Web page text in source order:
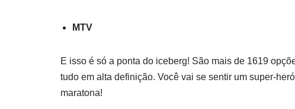
MTV
E isso é só a ponta do iceberg! São mais de 1619
tudo em alta definição. Você vai se sentir um super-
maratona!